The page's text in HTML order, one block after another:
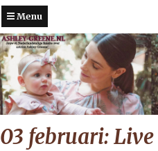
Menu
03 februari: